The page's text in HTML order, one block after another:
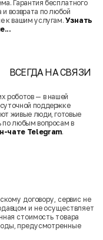
Гарантия бесплатного
и возврата по любой
к вашим услугам. Узнать
ВСЕГДА НА СВЯЗИ
роботов — в нашей
поддержке
живые люди, готовые
по любым вопросам в
чате Telegram.
договору, сервис не
и не осуществляет
стоимость товара
предусмотренные